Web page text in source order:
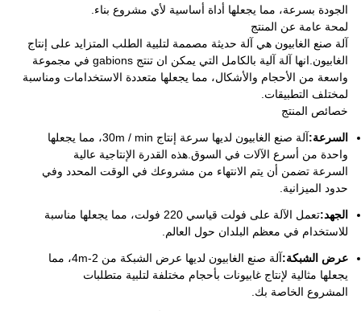
الجودة بسرعة، مما يجعلها أداة أساسية لأي مشروع بناء.
لمحة عامة عن المنتج
آلة صنع الغابيون هي آلة حديثة مصممة لتلبية الطلب المتزايد على إنتاج
الغابيون.انها آلة آلية بالكامل التي يمكن ان تنتج gabions في مجموعة
واسعة من الأحجام والأشكال، مما يجعلها متعددة الاستخدامات ومناسبة
لمختلف التطبيقات.
خصائص المنتج
السرعة:
آلة صنع الغابيون لديها سرعة إنتاج 30m / min، مما يجعلها
واحدة من أسرع الآلات في السوق.هذه القدرة الإنتاجية عالية
السرعة تضمن أن يتم الانتهاء من مشروعك في الوقت المحدد وفي
حدود الميزانية.
الجهد:
تعمل الآلة على فولت قياسي 220 فولت، مما يجعلها مناسبة
للاستخدام في معظم البلدان حول العالم.
عرض الشبكة:
آلة صنع الغابيون لديها عرض الشبكة من 2-4m، مما
يجعلها مثالية لإنتاج غابيونات بأحجام مختلفة لتلبية متطلبات
المشروع الخاصة بك.